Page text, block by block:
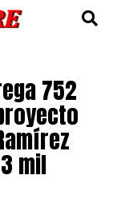
752
mil